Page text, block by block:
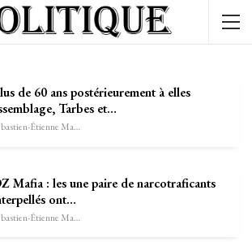
de 60 ans postérieurement à elles
Tarbes et…
Sébastien-Étienne Marechal
Mafia : les une paire de narcotraficants
ont…
Sébastien-Étienne Marechal